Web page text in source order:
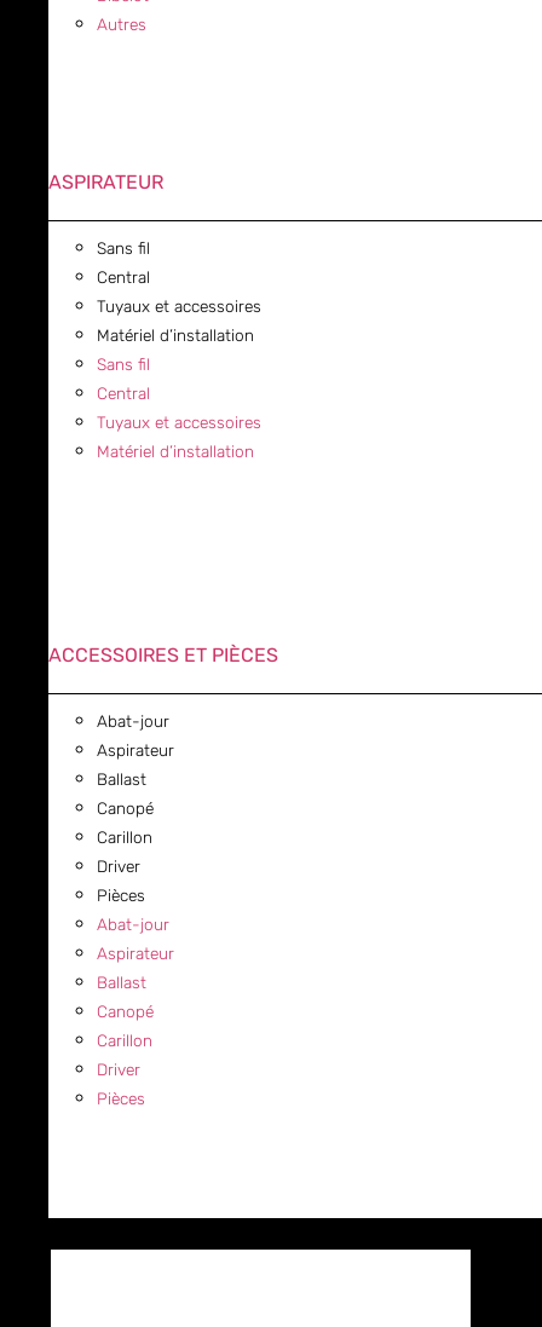
Autres
ASPIRATEUR
Sans fil
Central
Tuyaux et accessoires
Matériel d’installation
Sans fil
Central
Tuyaux et accessoires
Matériel d’installation
ACCESSOIRES ET PIÈCES
Abat-jour
Aspirateur
Ballast
Canopé
Carillon
Driver
Pièces
Abat-jour
Aspirateur
Ballast
Canopé
Carillon
Driver
Pièces